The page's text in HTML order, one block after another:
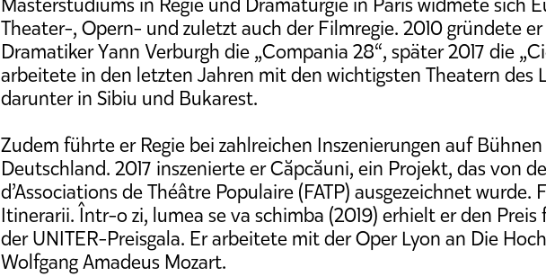
Theater-, Opern- und zuletzt auch der Filmregie. 2010 gründete
Dramatiker Yann Verburgh die „Compania 28“, später 2017 die
arbeitete in den letzten Jahren mit den wichtigsten Theatern des
darunter in Sibiu und Bukarest.
Zudem führte er Regie bei zahlreichen Inszenierungen auf
Deutschland. 2017 inszenierte er Căpcăuni, ein Projekt, das von
d’Associations de Théâtre Populaire (FATP) ausgezeichnet
Itinerarii. Într-o zi, lumea se va schimba (2019) erhielt er den Preis
der UNITER-Preisgala. Er arbeitete mit der Oper Lyon an Die
Wolfgang Amadeus Mozart.